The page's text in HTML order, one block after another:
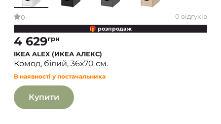
0 0 відгуків
🎁 розпродаж
4 629грн
IKEA ALEX (ИКЕА АЛЕКС)
Комод, білий, 36х70 см.
В наявності у постачальника
Купити